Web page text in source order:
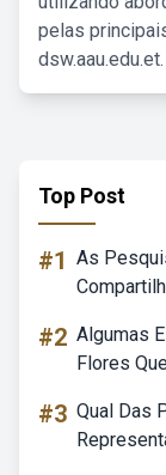
pelas
dsw.aau.edu.et.
Top Post
#1 As
#2 Algumas
Flores
#3 Qual Das